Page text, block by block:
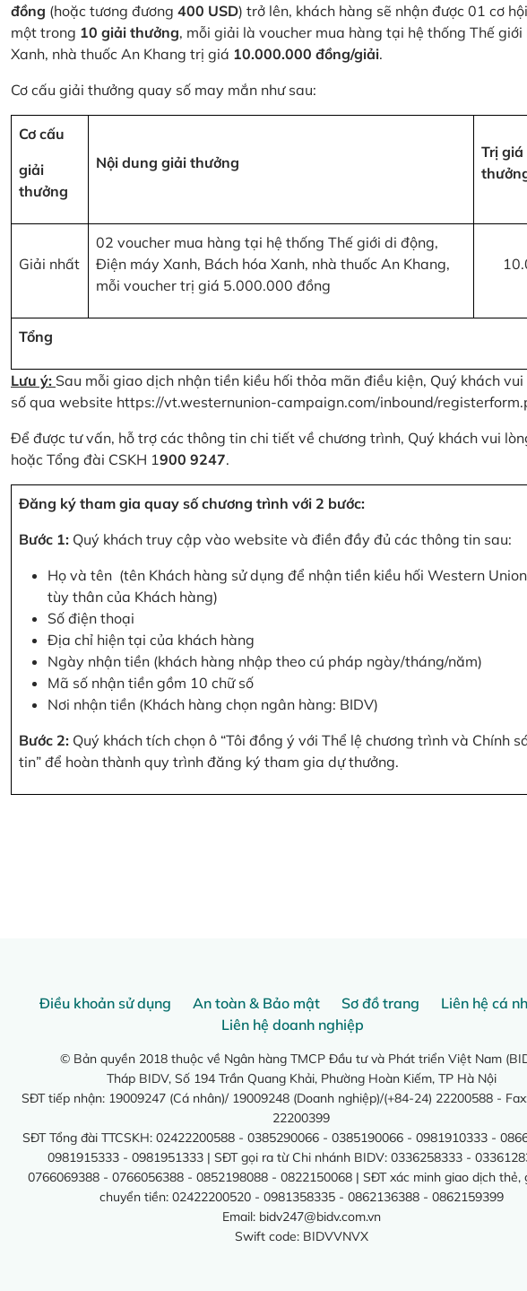
đồng (hoặc tương đương 400 USD) trở lên, khách hàng sẽ nhận được 01 cơ
một trong 10 giải thưởng, mỗi giải là voucher mua hàng tại hệ thống Thế
Xanh, nhà thuốc An Khang trị giá 10.000.000 đồng/giải.
Cơ cấu giải thưởng quay số may mắn như sau:
Cơ cấu
giải
thưởng
Nội dung giải thưởng
Trị
Giải nhất
02 voucher mua hàng tại hệ thống Thế giới di động,
Điện máy Xanh, Bách hóa Xanh, nhà thuốc An Khang,
mỗi voucher trị giá 5.000.000 đồng
Tổng
Lưu ý: Sau mỗi giao dịch nhận tiền kiều hối thỏa mãn điều kiện, Quý khách
số qua website https://vt.westernunion-campaign.com/inbound/
Để được tư vấn, hỗ trợ các thông tin chi tiết về chương trình, Quý khách vui
hoặc Tổng đài CSKH 1900 9247.
Đăng ký tham gia quay số chương trình với 2 bước:
Bước 1: Quý khách truy cập vào website và điền đầy đủ các thông tin sau:
Họ và tên (tên Khách hàng sử dụng để nhận tiền kiều hối Western
tùy thân của Khách hàng)
Số điện thoại
Địa chỉ hiện tại của khách hàng
Ngày nhận tiền (khách hàng nhập theo cú pháp ngày/tháng/năm)
Mã số nhận tiền gồm 10 chữ số
Nơi nhận tiền (Khách hàng chọn ngân hàng: BIDV)
Bước 2: Quý khách tích chọn ô “Tôi đồng ý với Thể lệ chương trình và Chính
tin” để hoàn thành quy trình đăng ký tham gia dự thưởng.
Điều khoản sử dụng An toàn & Bảo mật Sơ đồ trang
Liên hệ cá
Liên hệ doanh nghiệp
© Bản quyền 2018 thuộc về Ngân hàng TMCP Đầu tư và Phát triển Việt Nam
Tháp BIDV, Số 194 Trần Quang Khải, Phường Hoàn Kiếm, TP Hà Nội
SĐT tiếp nhận: 19009247 (Cá nhân)/ 19009248 (Doanh nghiệp)/(+84-24) 22200588 -
22200399
SĐT Tổng đài TTCSKH: 02422200588 - 0385290066 - 0385190066 - 0981910333 -
0981915333 - 0981951333 | SĐT gọi ra từ Chi nhánh BIDV: 0336258333 -
0766069388 - 0766056388 - 0852198088 - 0822150068 | SĐT xác minh giao dịch thẻ,
chuyển tiền: 02422200520 - 0981358335 - 0862136388 - 0862159399
Email: bidv247@bidv.com.vn
Swift code: BIDVVNVX